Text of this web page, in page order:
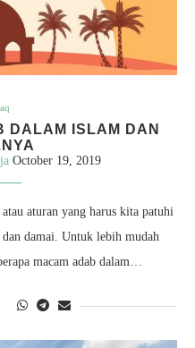
DALAM ISLAM DAN
October 19, 2019
aturan yang harus kita patuhi
damai. Untuk lebih mudah
macam adab dalam…